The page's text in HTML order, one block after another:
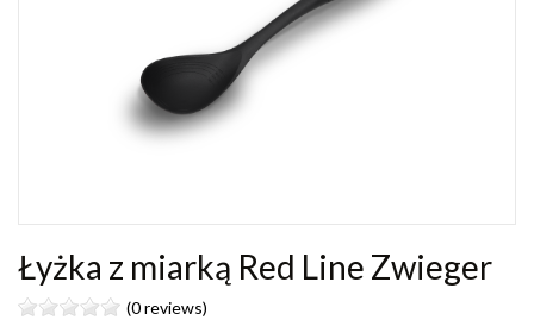
Łyżka z miarką Red Line Zwieger
(0 reviews)